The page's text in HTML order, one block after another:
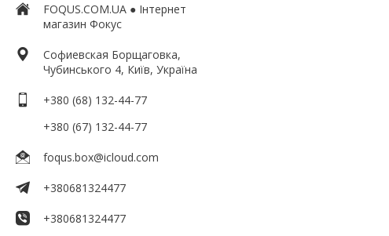
FOQUS.COM.UA ● Інтернет
магазин Фокус
Софиевская Борщаговка,
Чубинського 4, Київ, Україна
+380 (68) 132-44-77
+380 (67) 132-44-77
foqus.box@icloud.com
+380681324477
+380681324477